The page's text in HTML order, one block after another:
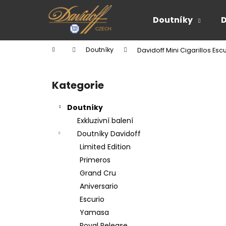
Doutníky
Domů Doutníky Davidoff Mini Cigarillos
Přeskočit
kategorie
Kategorie
Doutníky
Exkluzivní balení
Doutníky Davidoff
Limited Edition
Primeros
Grand Cru
Aniversario
Escurio
Yamasa
í
Zpět
do
Zpět
do